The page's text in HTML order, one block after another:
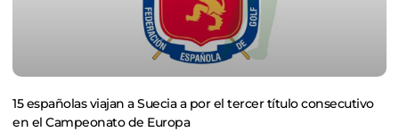
15 españolas viajan a Suecia a por el tercer título consecutivo
en el Campeonato de Europa